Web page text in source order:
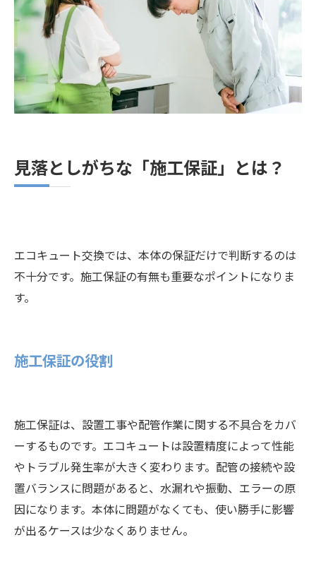
見落としがちな「施工保証」とは？
エコキュート交換では、本体の保証だけで判断するのは
不十分です。施工保証の有無も重要なポイントになりま
す。
施工保証の役割
施工保証は、設置工事や配管作業に関する不具合をカバ
ーするものです。エコキュートは設置精度によって性能
やトラブル発生率が大きく変わります。配管の接続や設
置バランスに問題があると、水漏れや振動、エラーの原
因になります。本体に問題がなくても、使い勝手に影響
が出るケースは少なくありません。